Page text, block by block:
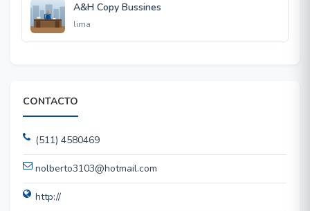
A&H Copy Bussines
lima
CONTACTO
(511) 4580469
nolberto3103@hotmail.com
http://